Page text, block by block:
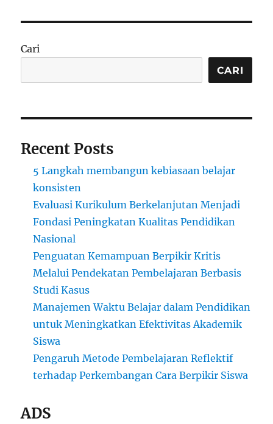
Cari
CARI
Recent Posts
5 Langkah membangun kebiasaan belajar
konsisten
Evaluasi Kurikulum Berkelanjutan Menjadi
Fondasi Peningkatan Kualitas Pendidikan
Nasional
Penguatan Kemampuan Berpikir Kritis
Melalui Pendekatan Pembelajaran Berbasis
Studi Kasus
Manajemen Waktu Belajar dalam Pendidikan
untuk Meningkatkan Efektivitas Akademik
Siswa
Pengaruh Metode Pembelajaran Reflektif
terhadap Perkembangan Cara Berpikir Siswa
ADS